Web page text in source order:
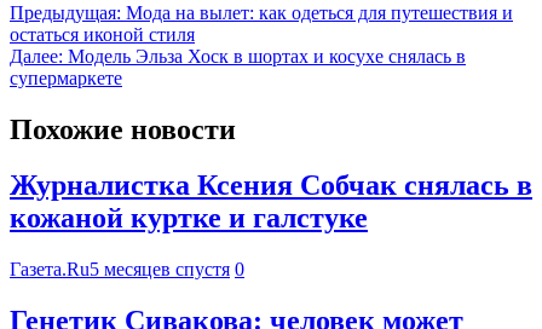
Предыдущая: Мода на вылет: как одеться для путешествия и
остаться иконой стиля
Далее: Модель Эльза Хоск в шортах и косухе снялась в
супермаркете
Похожие новости
Журналистка Ксения Собчак снялась в
кожаной куртке и галстуке
Газета.Ru5 месяцев спустя 0
Генетик Сивакова: человек может